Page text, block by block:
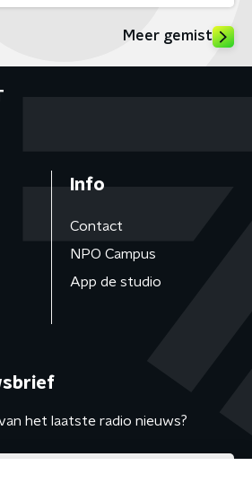
Meer gemist
Info
Contact
NPO Campus
App de studio
het laatste radio nieuws?